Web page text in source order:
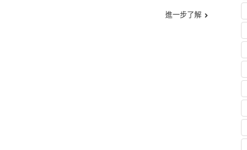
進一步了解